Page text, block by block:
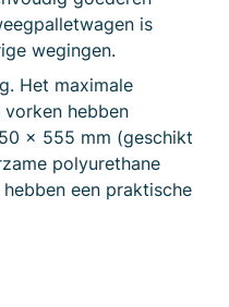
is
wegingen.
Het maximale
hebben
x 555 mm (geschikt
polyurethane
een praktische